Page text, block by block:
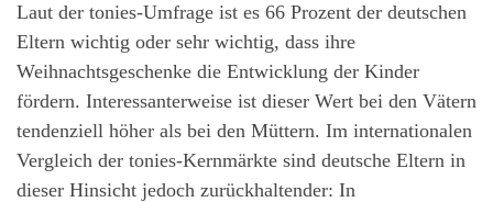
Laut der tonies-Umfrage ist es 66 Prozent der deutschen
Eltern wichtig oder sehr wichtig, dass ihre
Weihnachtsgeschenke die Entwicklung der Kinder
fördern. Interessanterweise ist dieser Wert bei den Vätern
tendenziell höher als bei den Müttern. Im internationalen
Vergleich der tonies-Kernmärkte sind deutsche Eltern in
dieser Hinsicht jedoch zurückhaltender: In